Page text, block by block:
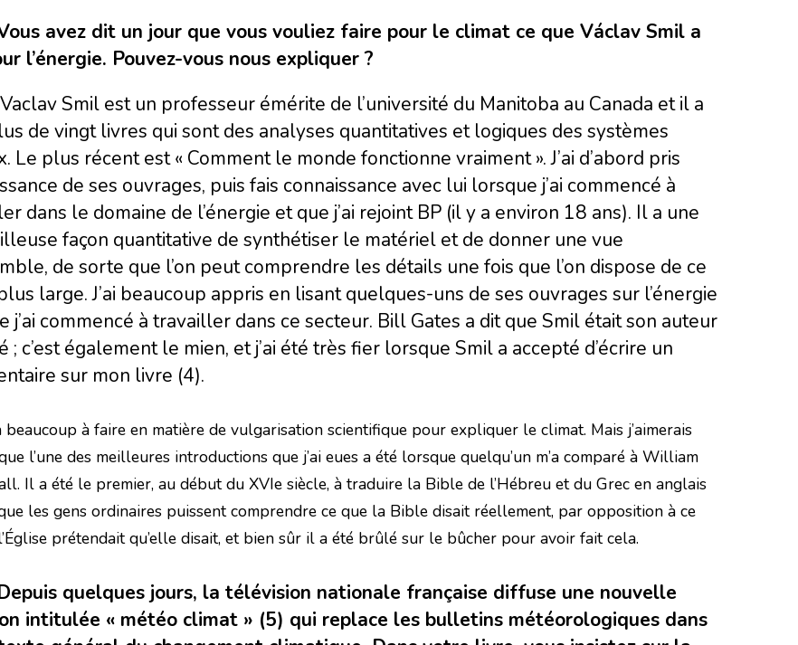
avez dit un jour que vous vouliez faire pour le climat ce que Václav Smil a
l’énergie. Pouvez-vous nous expliquer ?
Vaclav Smil est un professeur émérite de l’université du Manitoba au Canada et il a
de vingt livres qui sont des analyses quantitatives et logiques des systèmes
Le plus récent est « Comment le monde fonctionne vraiment ». J’ai d’abord pris
de ses ouvrages, puis fais connaissance avec lui lorsque j’ai commencé à
dans le domaine de l’énergie et que j’ai rejoint BP (il y a environ 18 ans). Il a une
façon quantitative de synthétiser le matériel et de donner une vue
de sorte que l’on peut comprendre les détails une fois que l’on dispose de ce
large. J’ai beaucoup appris en lisant quelques-uns de ses ouvrages sur l’énergie
j’ai commencé à travailler dans ce secteur. Bill Gates a dit que Smil était son auteur
; c’est également le mien, et j’ai été très fier lorsque Smil a accepté d’écrire un
sur mon livre (4).
beaucoup à faire en matière de vulgarisation scientifique pour expliquer le climat. Mais j’aimerais
l’une des meilleures introductions que j’ai eues a été lorsque quelqu’un m’a comparé à William
Il a été le premier, au début du XVIe siècle, à traduire la Bible de l’Hébreu et du Grec en anglais
les gens ordinaires puissent comprendre ce que la Bible disait réellement, par opposition à ce
prétendait qu’elle disait, et bien sûr il a été brûlé sur le bûcher pour avoir fait cela.
quelques jours, la télévision nationale française diffuse une nouvelle
intitulée « météo climat » (5) qui replace les bulletins météorologiques dans